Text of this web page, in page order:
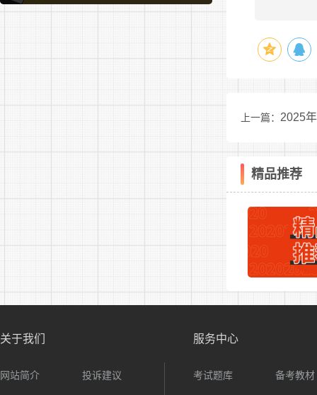
1、体
对体检结
论为准。
2、体
3、体
(一)薪
1、湾
2、夜
展集团有
上一篇： 2025
聘英才
精品推荐
关于我们
网站简介 投诉建议
服务中心
考试题库 备考教材